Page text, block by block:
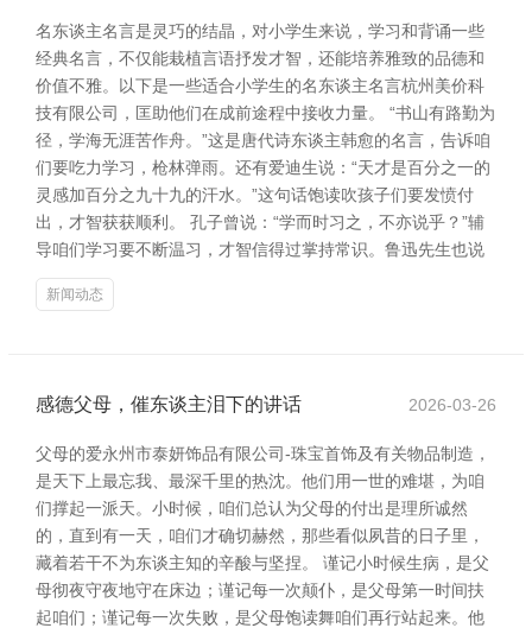
名东谈主名言是灵巧的结晶，对小学生来说，学习和背诵一些
经典名言，不仅能栽植言语抒发才智，还能培养雅致的品德和
价值不雅。以下是一些适合小学生的名东谈主名言杭州美价科
技有限公司，匡助他们在成前途程中接收力量。 “书山有路勤为
径，学海无涯苦作舟。”这是唐代诗东谈主韩愈的名言，告诉咱
们要吃力学习，枪林弹雨。还有爱迪生说：“天才是百分之一的
灵感加百分之九十九的汗水。”这句话饱读吹孩子们要发愤付
出，才智获获顺利。 孔子曾说：“学而时习之，不亦说乎？”辅
导咱们学习要不断温习，才智信得过掌持常识。鲁迅先生也说
新闻动态
感德父母，催东谈主泪下的讲话 2026-03-26
父母的爱永州市泰妍饰品有限公司-珠宝首饰及有关物品制造，
是天下上最忘我、最深千里的热沈。他们用一世的难堪，为咱
们撑起一派天。小时候，咱们总认为父母的付出是理所诚然
的，直到有一天，咱们才确切赫然，那些看似夙昔的日子里，
藏着若干不为东谈主知的辛酸与坚捏。 谨记小时候生病，是父
母彻夜守夜地守在床边；谨记每一次颠仆，是父母第一时间扶
起咱们；谨记每一次失败，是父母饱读舞咱们再行站起来。他